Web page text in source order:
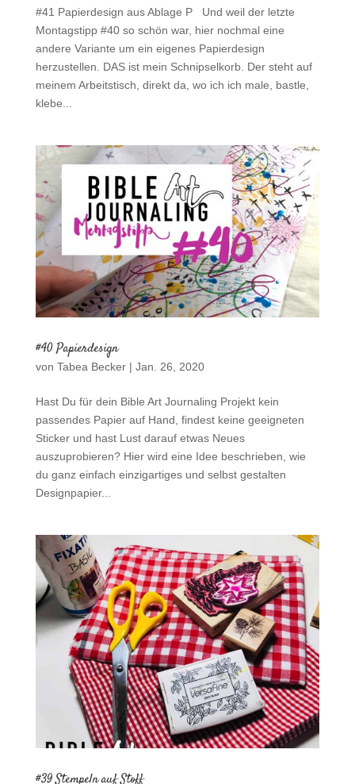
#41 Papierdesign aus Ablage P Und weil der letzte
Montagstipp #40 so schön war, hier nochmal eine
andere Variante um ein eigenes Papierdesign
herzustellen. DAS ist mein Schnipselkorb. Der steht auf
meinem Arbeitstisch, direkt da, wo ich ich male, bastle,
klebe...
#40 Papierdesign
von Tabea Becker| Jan. 26, 2020
Hast Du für dein Bible Art Journaling Projekt kein
passendes Papier auf Hand, findest keine geeigneten
Sticker und hast Lust darauf etwas Neues
auszuprobieren? Hier wird eine Idee beschrieben, wie
du ganz einfach einzigartiges und selbst gestalten
Designpapier...
#39 Stempeln auf Stoff